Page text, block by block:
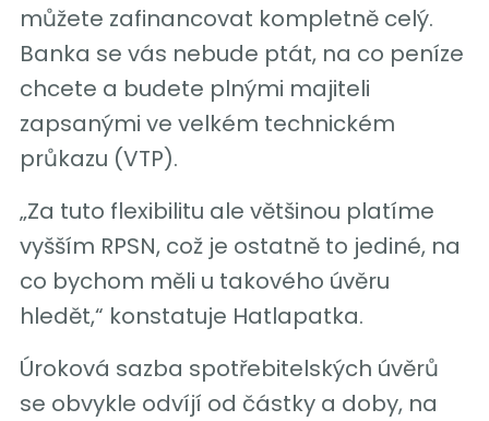
můžete zafinancovat kompletně celý.
Banka se vás nebude ptát, na co peníze
chcete a budete plnými majiteli
zapsanými ve velkém technickém
průkazu (VTP).
„Za tuto flexibilitu ale většinou platíme
vyšším RPSN, což je ostatně to jediné, na
co bychom měli u takového úvěru
hledět,“ konstatuje Hatlapatka.
Úroková sazba spotřebitelských úvěrů
se obvykle odvíjí od částky a doby, na